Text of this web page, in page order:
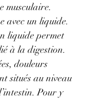
musculaire.
avec un liquide.
liquide permet
à la digestion.
douleurs
situés au niveau
Pour y